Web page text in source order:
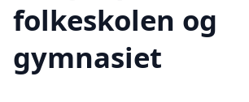
folkeskolen og
gymnasiet